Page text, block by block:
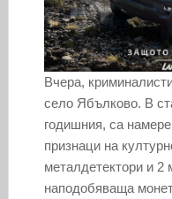
Вчера,
село Ябълково. В
годишния, са
признаци на
металдетектори и
наподобяваща